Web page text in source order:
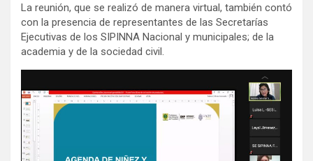
La reunión, que se realizó de manera virtual, también contó
con la presencia de representantes de las Secretarías
Ejecutivas de los SIPINNA Nacional y municipales; de la
academia y de la sociedad civil.